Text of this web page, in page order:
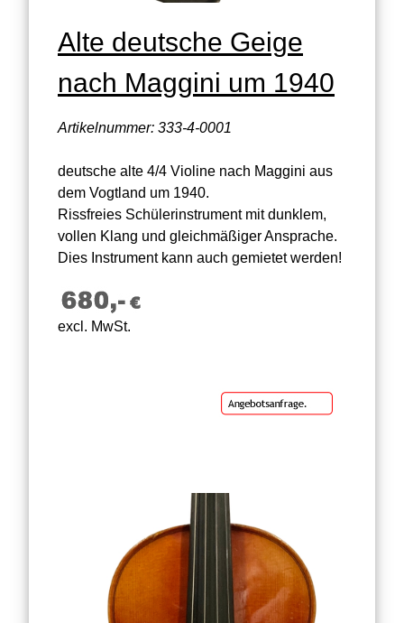
Alte deutsche Geige
nach Maggini um 1940
Artikelnummer: 333-4-0001
deutsche alte 4/4 Violine nach Maggini aus
dem Vogtland um 1940.
Rissfreies Schülerinstrument mit dunklem,
vollen Klang und gleichmäßiger Ansprache.
Dies Instrument kann auch gemietet werden!
excl. MwSt.